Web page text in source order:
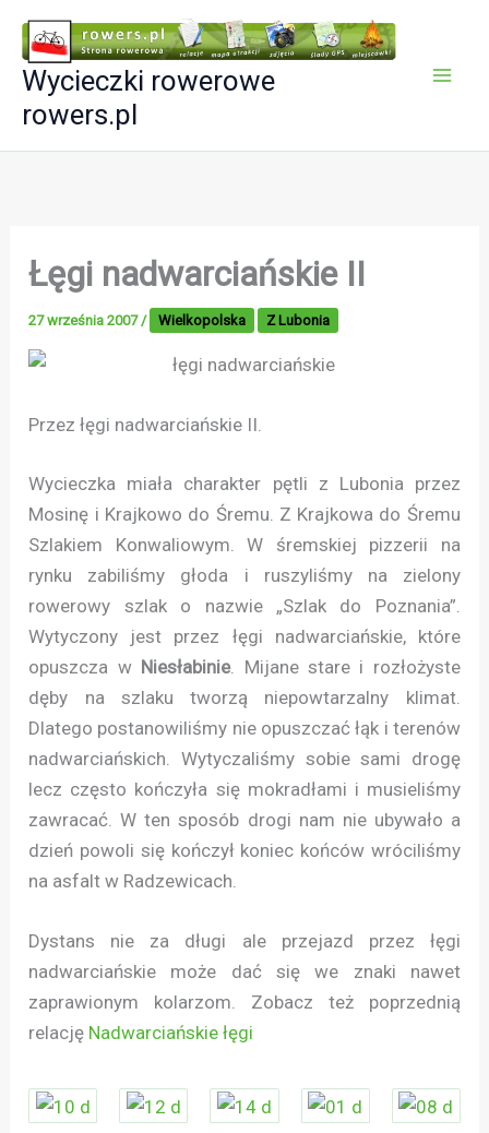
Przejdź
treściWycieczki rowerowe
rowers.pl
Łęgi nadwarciańskie II
27 września 2007/ Wielkopolska Z Lubonia
Przez łęgi nadwarciańskie II.
Wycieczka miała charakter pętli z Lubonia przez
Mosinę i Krajkowo do Śremu. Z Krajkowa do Śremu
Szlakiem Konwaliowym. W śremskiej pizzerii na
rynku zabiliśmy głoda i ruszyliśmy na zielony
rowerowy szlak o nazwie „Szlak do Poznania”.
Wytyczony jest przez łęgi nadwarciańskie, które
opuszcza w Niesłabinie. Mijane stare i rozłożyste
dęby na szlaku tworzą niepowtarzalny klimat.
Dlatego postanowiliśmy nie opuszczać łąk i terenów
nadwarciańskich. Wytyczaliśmy sobie sami drogę
lecz często kończyła się mokradłami i musieliśmy
zawracać. W ten sposób drogi nam nie ubywało a
dzień powoli się kończył koniec końców wróciliśmy
na asfalt w Radzewicach.
Dystans nie za długi ale przejazd przez łęgi
nadwarciańskie może dać się we znaki nawet
zaprawionym kolarzom. Zobacz też poprzednią
relację Nadwarciańskie łęgi